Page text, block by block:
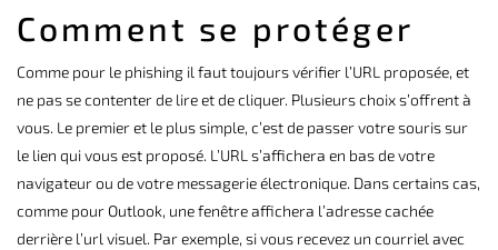
Comment se protéger
Comme pour le phishing il faut toujours vérifier l’URL proposée, et
ne pas se contenter de lire et de cliquer. Plusieurs choix s’offrent à
vous. Le premier et le plus simple, c’est de passer votre souris sur
le lien qui vous est proposé. L’URL s’affichera en bas de votre
navigateur ou de votre messagerie électronique. Dans certains cas,
comme pour Outlook, une fenêtre affichera l’adresse cachée
derrière l’url visuel. Par exemple, si vous recevez un courriel avec